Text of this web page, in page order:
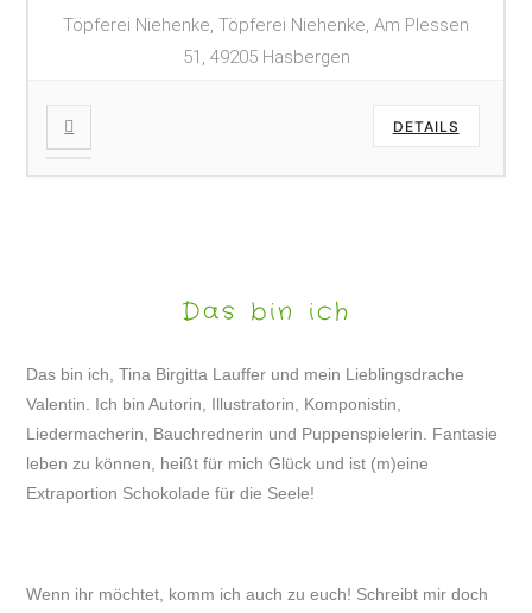
Töpferei Niehenke, Töpferei Niehenke, Am Plessen
51, 49205 Hasbergen
DETAILS
Das bin ich
Das bin ich, Tina Birgitta Lauffer und mein Lieblingsdrache
Valentin. Ich bin Autorin, Illustratorin, Komponistin,
Liedermacherin, Bauchrednerin und Puppenspielerin. Fantasie
leben zu können, heißt für mich Glück und ist (m)eine
Extraportion Schokolade für die Seele!
Wenn ihr möchtet, komm ich auch zu euch! Schreibt mir doch